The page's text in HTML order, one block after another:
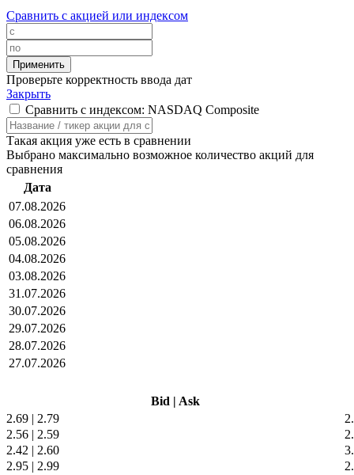
Сравнить с акцией или индексом
Проверьте корректность ввода дат
Закрыть
Сравнить с индексом: NASDAQ Composite
Такая акция уже есть в сравнении
Выбрано максимально возможное количество акций для
сравнения
Дата
07.08.2026
06.08.2026
05.08.2026
04.08.2026
03.08.2026
31.07.2026
30.07.2026
29.07.2026
28.07.2026
27.07.2026
Bid | Ask
2.69 | 2.79
2.56 | 2.59
2.42 | 2.60
2.95 | 2.99